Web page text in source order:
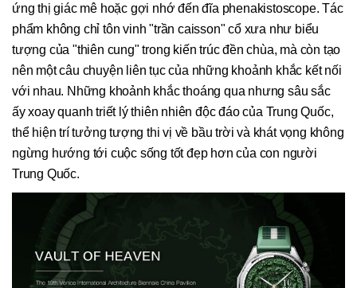
ứng thị giác mê hoặc gợi nhớ đến đĩa phenakistoscope. Tác
phẩm không chỉ tôn vinh "trần caisson" cổ xưa như biểu
tượng của "thiên cung" trong kiến trúc đền chùa, mà còn tạo
nên một câu chuyện liên tục của những khoảnh khắc kết nối
với nhau. Những khoảnh khắc thoáng qua nhưng sâu sắc
ấy xoay quanh triết lý thiên nhiên độc đáo của Trung Quốc,
thể hiện trí tưởng tượng thi vị về bầu trời và khát vọng không
ngừng hướng tới cuộc sống tốt đẹp hơn của con người
Trung Quốc.